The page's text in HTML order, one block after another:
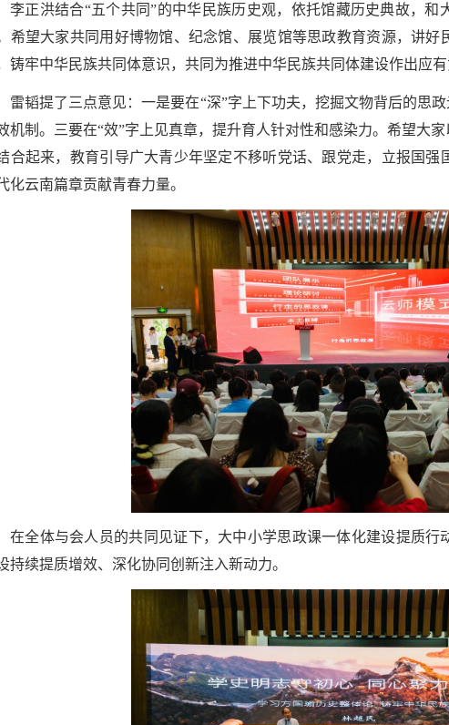
李正洪结合“五个共同”的中华民族历史观，依托馆藏历史典故，
希望大家共同用好博物馆、纪念馆、展览馆等思政教育资源，讲
铸牢中华民族共同体意识，共同为推进中华民族共同体建设作出应有
雷韬提了三点意见：一是要在“深”字上下功夫，挖掘文物背后的思
机制。三要在“效”字上见真章，提升育人针对性和感染力。希望大
合起来，教育引导广大青少年坚定不移听党话、跟党走，立报国
化云南篇章贡献青春力量。
在全体与会人员的共同见证下，大中小学思政课一体化建设提质
持续提质增效、深化协同创新注入新动力。